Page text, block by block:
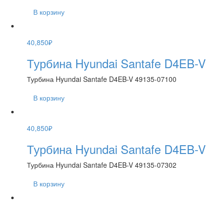
В корзину
40,850₽
Турбина Hyundai Santafe D4EB-V
Турбина Hyundai Santafe D4EB-V 49135-07100
В корзину
40,850₽
Турбина Hyundai Santafe D4EB-V
Турбина Hyundai Santafe D4EB-V 49135-07302
В корзину